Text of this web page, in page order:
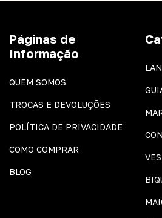
Páginas de
Informação
QUEM SOMOS
TROCAS E DEVOLUÇÕES
POLÍTICA DE PRIVACIDADE
COMO COMPRAR
BLOG